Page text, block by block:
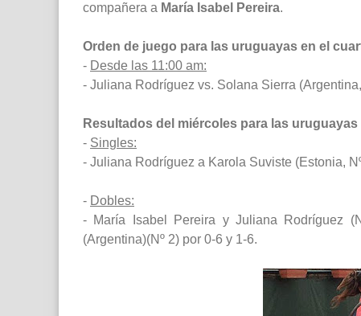
compañera a María Isabel Pereira.
Orden de juego para las uruguayas en el
- Desde las 11:00 am:
- Juliana Rodríguez vs. Solana Sierra
Resultados del miércoles para las
- Singles:
- Juliana Rodríguez a Karola Suviste (Estonia,
- Dobles:
- María Isabel Pereira y Juliana Rodríguez
(Argentina)(Nº 2) por 0-6 y 1-6.